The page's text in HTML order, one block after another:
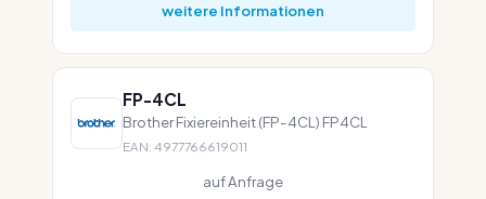
weitere Informationen
FP-4CL
Brother Fixiereinheit (FP-4CL) FP4CL
EAN: 4977766619011
auf Anfrage